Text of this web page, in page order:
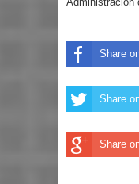
Share
Share
Share